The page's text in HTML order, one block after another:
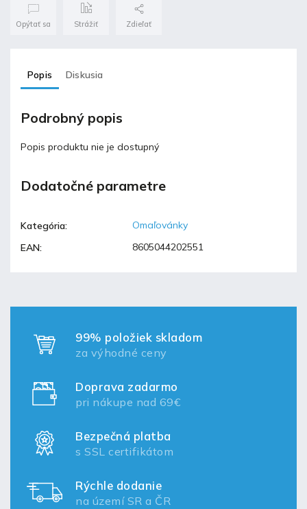
Opýtať sa Strážiť Zdieľať
Popis Diskusia
Podrobný popis
Popis produktu nie je dostupný
Dodatočné parametre
Kategória:
Omaľovánky
EAN: 8605044202551
99% položiek skladom
za výhodné ceny
Doprava zadarmo
pri nákupe nad 69€
Bezpečná platba
s SSL certifikátom
Rýchle dodanie
na území SR a ČR